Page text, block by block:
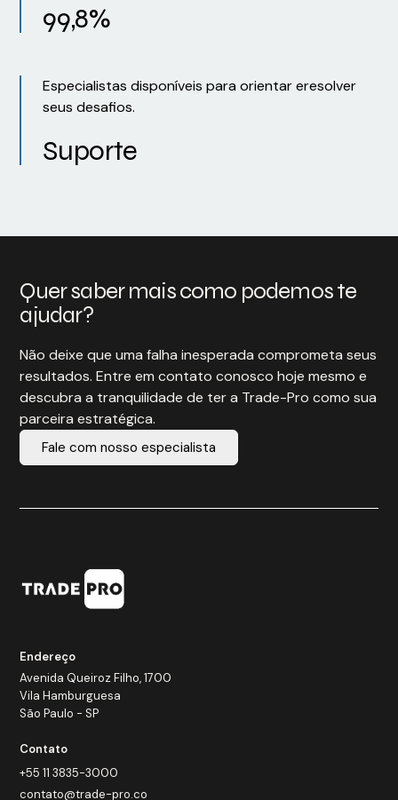
99,8%
Especialistas disponíveis para orientar eresolver
seus desafios.
Suporte
Quer saber mais como podemos te
ajudar?
Não deixe que uma falha inesperada comprometa seus
resultados. Entre em contato conosco hoje mesmo e
descubra a tranquilidade de ter a Trade-Pro como sua
parceira estratégica.
Fale com nosso especialista
Endereço
Avenida Queiroz Filho, 1700
Vila Hamburguesa
São Paulo - SP
Contato
+55 11 3835-3000
contato@trade-pro.co